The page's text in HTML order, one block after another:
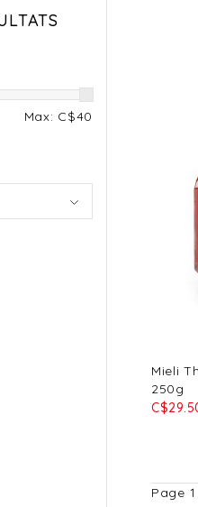
Max: C$40
Mieli
250g
Page 1